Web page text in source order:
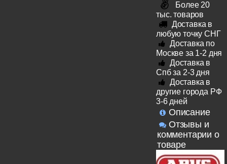
Более 20
тыс. товаров
Доставка в
любую точку СНГ
Доставка по
Москве за 1-2 дня
Доставка в
Спб за 2-3 дня
Доставка в
другие города РФ
3-6 дней
Описание
Отзывы и
комментарии о
товаре